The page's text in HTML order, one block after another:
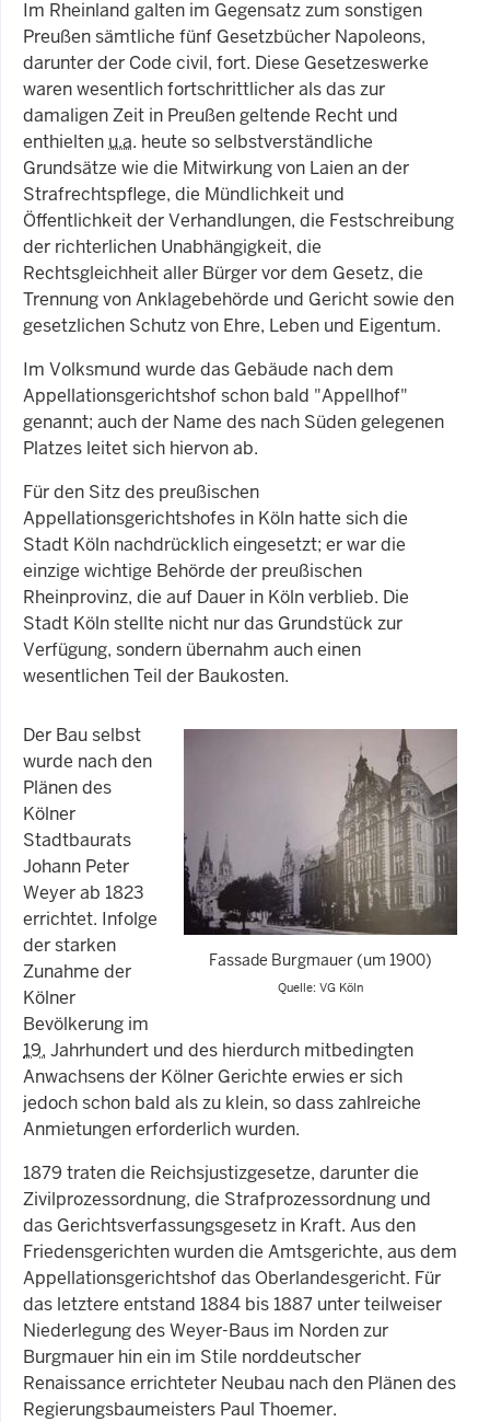
Im Rheinland galten im Gegensatz zum sonstigen
Preußen sämtliche fünf Gesetzbücher Napoleons,
darunter der Code civil, fort. Diese Gesetzeswerke
waren wesentlich fortschrittlicher als das zur
damaligen Zeit in Preußen geltende Recht und
enthielten u.a. heute so selbstverständliche
Grundsätze wie die Mitwirkung von Laien an der
Strafrechtspflege, die Mündlichkeit und
Öffentlichkeit der Verhandlungen, die Festschreibung
der richterlichen Unabhängigkeit, die
Rechtsgleichheit aller Bürger vor dem Gesetz, die
Trennung von Anklagebehörde und Gericht sowie den
gesetzlichen Schutz von Ehre, Leben und Eigentum.
Im Volksmund wurde das Gebäude nach dem
Appellationsgerichtshof schon bald "Appellhof"
genannt; auch der Name des nach Süden gelegenen
Platzes leitet sich hiervon ab.
Für den Sitz des preußischen
Appellationsgerichtshofes in Köln hatte sich die
Stadt Köln nachdrücklich eingesetzt; er war die
einzige wichtige Behörde der preußischen
Rheinprovinz, die auf Dauer in Köln verblieb. Die
Stadt Köln stellte nicht nur das Grundstück zur
Verfügung, sondern übernahm auch einen
wesentlichen Teil der Baukosten.
Fassade Burgmauer (um 1900)
Quelle: VG Köln
Der Bau selbst
wurde nach den
Plänen des
Kölner
Stadtbaurats
Johann Peter
Weyer ab 1823
errichtet. Infolge
der starken
Zunahme der
Kölner
Bevölkerung im
19. Jahrhundert und des hierdurch mitbedingten
Anwachsens der Kölner Gerichte erwies er sich
jedoch schon bald als zu klein, so dass zahlreiche
Anmietungen erforderlich wurden.
1879 traten die Reichsjustizgesetze, darunter die
Zivilprozessordnung, die Strafprozessordnung und
das Gerichtsverfassungsgesetz in Kraft. Aus den
Friedensgerichten wurden die Amtsgerichte, aus dem
Appellationsgerichtshof das Oberlandesgericht. Für
das letztere entstand 1884 bis 1887 unter teilweiser
Niederlegung des Weyer-Baus im Norden zur
Burgmauer hin ein im Stile norddeutscher
Renaissance errichteter Neubau nach den Plänen des
Regierungsbaumeisters Paul Thoemer.